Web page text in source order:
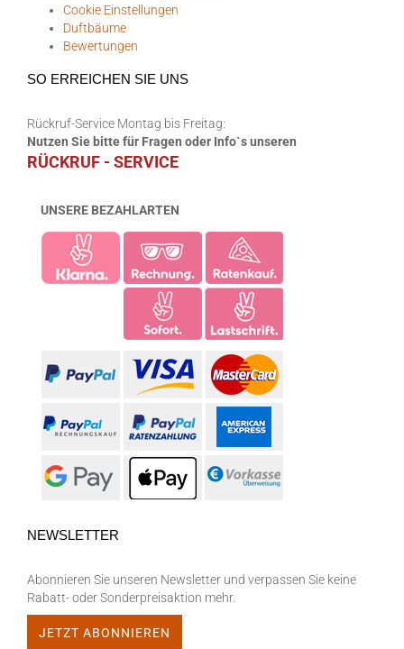
Cookie Einstellungen
Duftbäume
Bewertungen
SO ERREICHEN SIE UNS
Rückruf-Service Montag bis Freitag:
Nutzen Sie bitte für Fragen oder Info`s unseren
RÜCKRUF - SERVICE
UNSERE BEZAHLARTEN
NEWSLETTER
Abonnieren Sie unseren Newsletter und verpassen Sie keine
Rabatt- oder Sonderpreisaktion mehr.